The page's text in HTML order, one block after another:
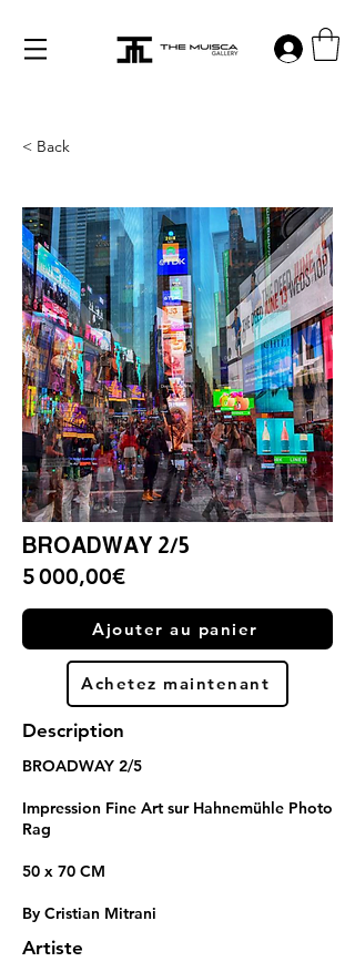
Log in
< Back
BROADWAY 2/5
5 000,00€
Ajouter au panier
Achetez maintenant
Description
BROADWAY 2/5
Impression Fine Art sur Hahnemühle Photo
Rag
50 x 70 CM
By Cristian Mitrani
Artiste